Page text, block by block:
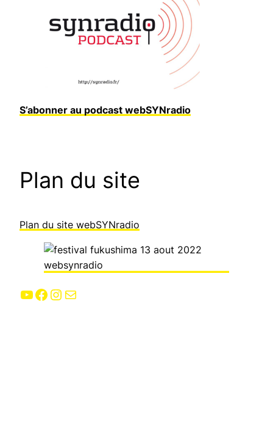
S’abonner au podcast webSYNradio
Plan du site
Plan du site webSYNradio
YouTube Facebook Instagram E-mail